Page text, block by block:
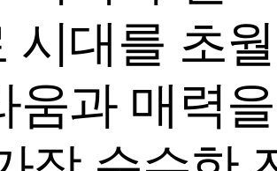
시대를 초
움과 매력을